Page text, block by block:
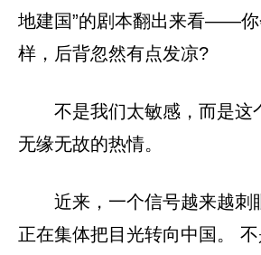
地建国”的剧本翻出来看——你
样，后背忽然有点发凉?
不是我们太敏感，而是这
无缘无故的热情。
近来，一个信号越来越刺
正在集体把目光转向中国。